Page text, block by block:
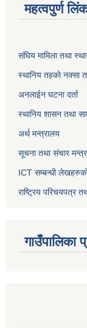
महत्वपुर्ण
संघिय मामिला तथा
स्थानिय तहकाे नक्सा
अनलाईन घटना दर्ता
स्थानिय शासन तथा
अर्थ मन्त्रालय
सूचना तथा संचार
ICT सम्बन्धी
राष्ट्रिय परिचयपत्र
गाउँपालिका